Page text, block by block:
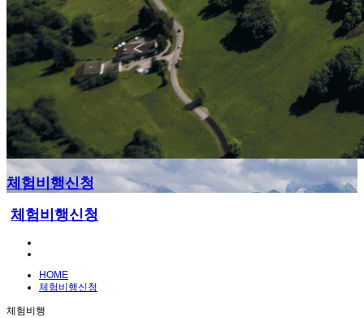
체험비행신청
체험비행신청
HOME
체험비행신청
체험비행